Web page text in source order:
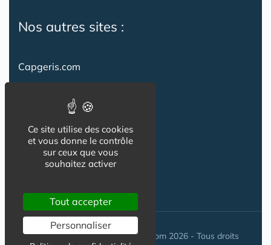
Nos autres sites :
Capgeris.com
Emploi-formation-sante.com
Seniorissimmo.com
Creche-et-naissance.com
© Maisons-et-poles-de-sante.com 2026 - Tous droits
Ce site utilise des cookies
et vous donne le contrôle
sur ceux que vous
souhaitez activer
Tout accepter
Personnaliser